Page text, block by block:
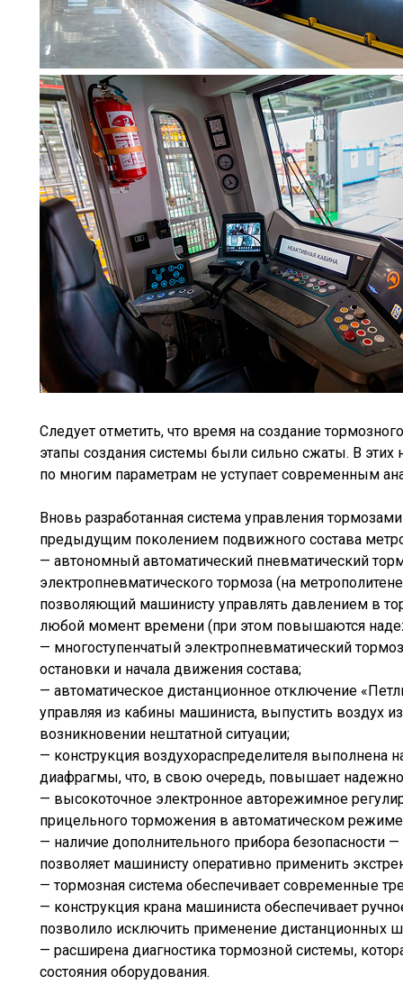
Следует отметить, что время на создание
этапы создания системы были сильно сжаты. В этих
по многим параметрам не уступает современным
Вновь разработанная система управления
предыдущим поколением подвижного состава
— автономный автоматический пневматический
электропневматического тормоза (на
позволяющий машинисту управлять давлением в
любой момент времени (при этом повышаются
— многоступенчатый электропневматический
остановки и начала движения состава;
— автоматическое дистанционное отключение
управляя из кабины машиниста, выпустить воздух
возникновении нештатной ситуации;
— конструкция воздухораспределителя
диафрагмы, что, в свою очередь, повышает
— высокоточное электронное авторежимное
прицельного торможения в автоматическом
— наличие дополнительного прибора безопасности
позволяет машинисту оперативно применить
— тормозная система обеспечивает современные
— конструкция крана машиниста обеспечивает
позволило исключить применение дистанционных
— расширена диагностика тормозной системы,
состояния оборудования.